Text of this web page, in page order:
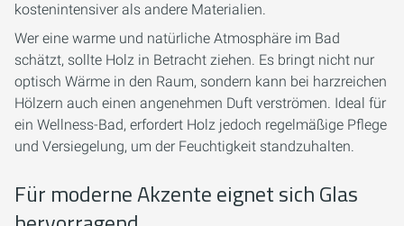
kostenintensiver als andere Materialien.
Wer eine warme und natürliche Atmosphäre im Bad
schätzt, sollte Holz in Betracht ziehen. Es bringt nicht nur
optisch Wärme in den Raum, sondern kann bei harzreichen
Hölzern auch einen angenehmen Duft verströmen. Ideal für
ein Wellness-Bad, erfordert Holz jedoch regelmäßige Pflege
und Versiegelung, um der Feuchtigkeit standzuhalten.
Für moderne Akzente eignet sich Glas